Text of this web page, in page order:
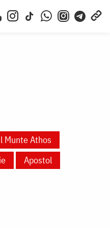
Munte Athos
Apostol